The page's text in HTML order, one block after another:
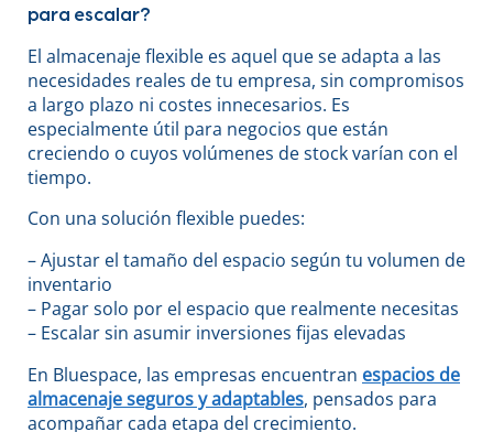
para escalar?
El almacenaje flexible es aquel que se adapta a las
necesidades reales de tu empresa, sin compromisos
a largo plazo ni costes innecesarios. Es
especialmente útil para negocios que están
creciendo o cuyos volúmenes de stock varían con el
tiempo.
Con una solución flexible puedes:
– Ajustar el tamaño del espacio según tu volumen de
inventario
– Pagar solo por el espacio que realmente necesitas
– Escalar sin asumir inversiones fijas elevadas
En Bluespace, las empresas encuentran espacios de
almacenaje seguros y adaptables, pensados para
acompañar cada etapa del crecimiento.